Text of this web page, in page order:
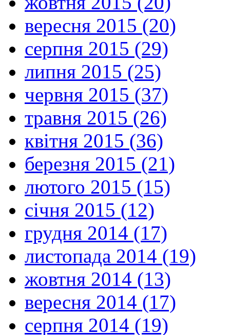
вересня 2015 (20)
серпня 2015 (29)
липня 2015 (25)
червня 2015 (37)
травня 2015 (26)
квітня 2015 (36)
березня 2015 (21)
лютого 2015 (15)
січня 2015 (12)
грудня 2014 (17)
листопада 2014 (19)
жовтня 2014 (13)
вересня 2014 (17)
серпня 2014 (19)